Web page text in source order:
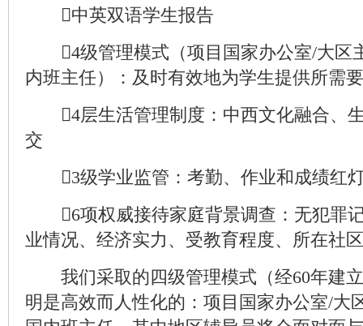
中英双语学生报告
4级管理模式（项目国家办公室/大区
内班主任）：及时有效地为学生提供所需
4层生活管理制度：中西文化融合、
交
3级学业监管：考勤、作业和成绩红
6项权威接待家庭背景调查：无犯罪
业情况、经济实力、受教育程度、所在社
我们采取的四级管理模式（经60年建
明是高效而人性化的：项目国家办公室/大